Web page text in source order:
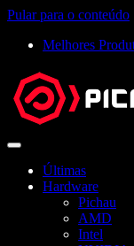
Pular para o conteúdo
Melhores
Abrir
Últimas
Hardware
Pichau
AMD
Intel